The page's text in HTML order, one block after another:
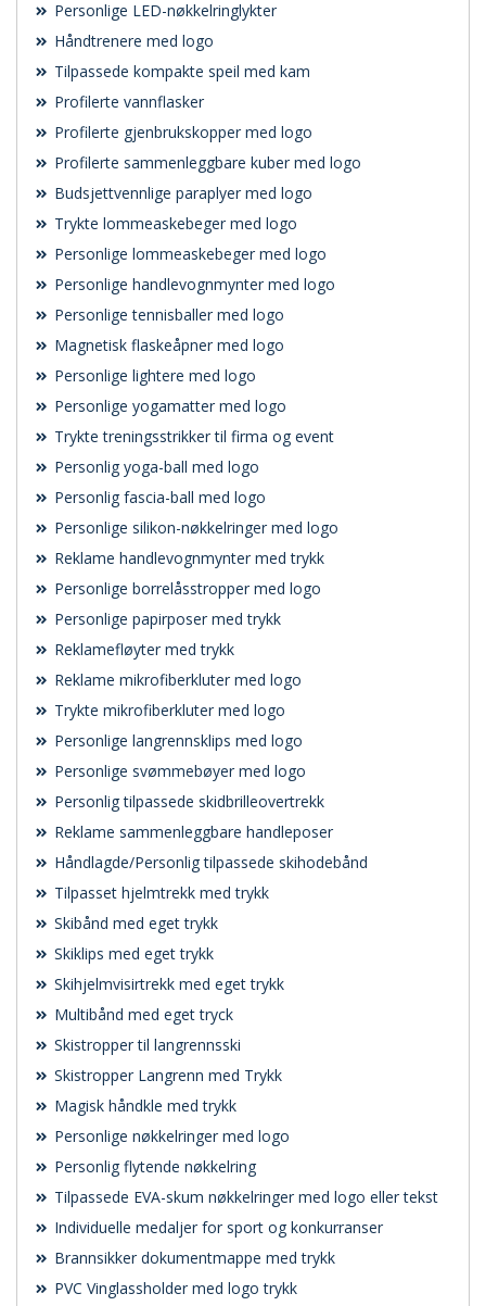
Personlige LED-nøkkelringlykter
Håndtrenere med logo
Tilpassede kompakte speil med kam
Profilerte vannflasker
Profilerte gjenbrukskopper med logo
Profilerte sammenleggbare kuber med logo
Budsjettvennlige paraplyer med logo
Trykte lommeaskebeger med logo
Personlige lommeaskebeger med logo
Personlige handlevognmynter med logo
Personlige tennisballer med logo
Magnetisk flaskeåpner med logo
Personlige lightere med logo
Personlige yogamatter med logo
Trykte treningsstrikker til firma og event
Personlig yoga-ball med logo
Personlig fascia-ball med logo
Personlige silikon-nøkkelringer med logo
Reklame handlevognmynter med trykk
Personlige borrelåsstropper med logo
Personlige papirposer med trykk
Reklamefløyter med trykk
Reklame mikrofiberkluter med logo
Trykte mikrofiberkluter med logo
Personlige langrennsklips med logo
Personlige svømmebøyer med logo
Personlig tilpassede skidbrilleovertrekk
Reklame sammenleggbare handleposer
Håndlagde/Personlig tilpassede skihodebånd
Tilpasset hjelmtrekk med trykk
Skibånd med eget trykk
Skiklips med eget trykk
Skihjelmvisirtrekk med eget trykk
Multibånd med eget tryck
Skistropper til langrennsski
Skistropper Langrenn med Trykk
Magisk håndkle med trykk
Personlige nøkkelringer med logo
Personlig flytende nøkkelring
Tilpassede EVA-skum nøkkelringer med logo eller tekst
Individuelle medaljer for sport og konkurranser
Brannsikker dokumentmappe med trykk
PVC Vinglassholder med logo trykk